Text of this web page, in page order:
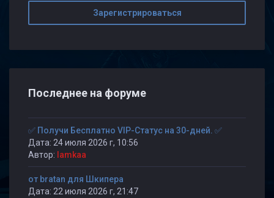
Зарегистрироваться
Последнее на форуме
✅ Получи Бесплатно VIP-Статус на 30-дней. ✅
Дата: 24 июля 2026 г, 10:56
Автор: lamkaa
от bratan для Шкипера
Дата: 22 июля 2026 г, 21:47